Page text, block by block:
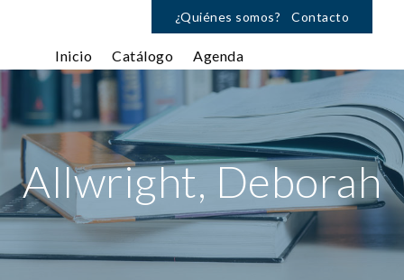
¿Quiénes somos? Contacto
Inicio Catálogo Agenda
Allwright, Deborah